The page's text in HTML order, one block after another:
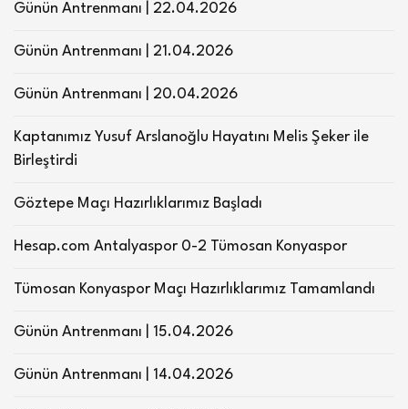
Günün Antrenmanı | 22.04.2026
Günün Antrenmanı | 21.04.2026
Günün Antrenmanı | 20.04.2026
Kaptanımız Yusuf Arslanoğlu Hayatını Melis Şeker ile
Birleştirdi
Göztepe Maçı Hazırlıklarımız Başladı
Hesap.com Antalyaspor 0-2 Tümosan Konyaspor
Tümosan Konyaspor Maçı Hazırlıklarımız Tamamlandı
Günün Antrenmanı | 15.04.2026
Günün Antrenmanı | 14.04.2026